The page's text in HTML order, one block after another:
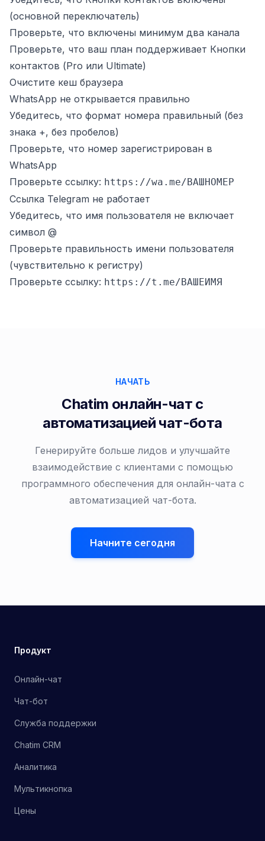
(основной переключатель)
Проверьте, что включены минимум два канала
Проверьте, что ваш план поддерживает Кнопки
контактов (Pro или Ultimate)
Очистите кеш браузера
WhatsApp не открывается правильно
Убедитесь, что формат номера правильный (без
знака +, без пробелов)
Проверьте, что номер зарегистрирован в
WhatsApp
Проверьте ссылку: https://wa.me/ВАШНОМЕР
Ссылка Telegram не работает
Убедитесь, что имя пользователя не включает
символ @
Проверьте правильность имени пользователя
(чувствительно к регистру)
Проверьте ссылку: https://t.me/ВАШЕИМЯ
НАЧАТЬ
Chatim онлайн-чат с
автоматизацией чат-бота
Генерируйте больше лидов и улучшайте
взаимодействие с клиентами с помощью
программного обеспечения для онлайн-чата с
автоматизацией чат-бота.
Начните сегодня
Продукт
Онлайн-чат
Чат-бот
Служба поддержки
Chatim CRM
Аналитика
Мультикнопка
Цены